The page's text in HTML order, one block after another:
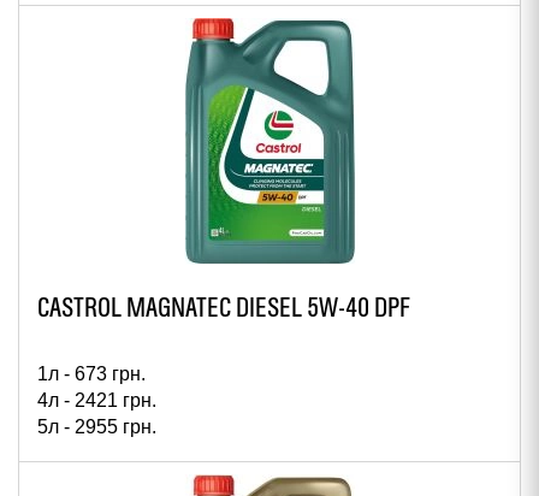
CASTROL MAGNATEC DIESEL 5W-40 DPF
1л - 673 грн.
4л - 2421 грн.
5л - 2955 грн.